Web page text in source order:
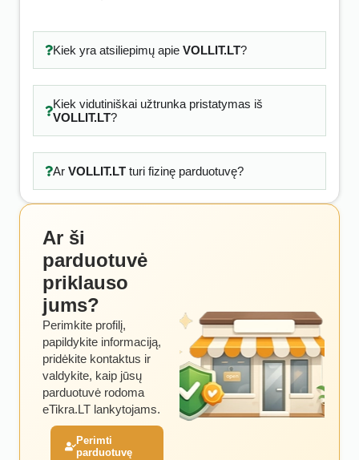
Kiek yra atsiliepimų apie VOLLIT.LT?
Kiek vidutiniškai užtrunka pristatymas iš
VOLLIT.LT?
Ar VOLLIT.LTturi fizinę parduotuvę?
Ar ši
parduotuvė
priklauso
jums?
Perimkite profilį,
papildykite informaciją,
pridėkite kontaktus ir
valdykite, kaip jūsų
parduotuvė rodoma
eTikra.LT lankytojams.
Perimti
parduotuvę